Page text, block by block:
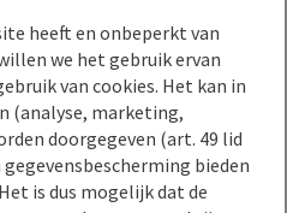
heeft en onbeperkt van
we het gebruik ervan
van cookies. Het kan in
(analyse, marketing,
doorgegeven (art. 49 lid
gegevensbescherming bieden
is dus mogelijk dat de